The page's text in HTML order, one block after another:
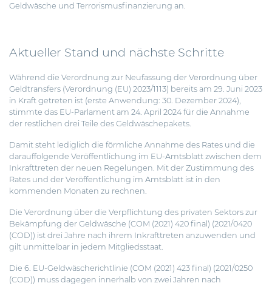
Geldwäsche und Terrorismusfinanzierung an.
Aktueller Stand und nächste Schritte
Während die Verordnung zur Neufassung der Verordnung über
Geldtransfers (Verordnung (EU) 2023/1113) bereits am 29. Juni 2023
in Kraft getreten ist (erste Anwendung: 30. Dezember 2024),
stimmte das EU-Parlament am 24. April 2024 für die Annahme
der restlichen drei Teile des Geldwäschepakets.
Damit steht lediglich die förmliche Annahme des Rates und die
darauffolgende Veröffentlichung im EU-Amtsblatt zwischen dem
Inkrafttreten der neuen Regelungen. Mit der Zustimmung des
Rates und der Veröffentlichung im Amtsblatt ist in den
kommenden Monaten zu rechnen.
Die Verordnung über die Verpflichtung des privaten Sektors zur
Bekämpfung der Geldwäsche (COM (2021) 420 final) (2021/0420
(COD)) ist drei Jahre nach ihrem Inkrafttreten anzuwenden und
gilt unmittelbar in jedem Mitgliedsstaat.
Die 6. EU-Geldwäscherichtlinie (COM (2021) 423 final) (2021/0250
(COD)) muss dagegen innerhalb von zwei Jahren nach